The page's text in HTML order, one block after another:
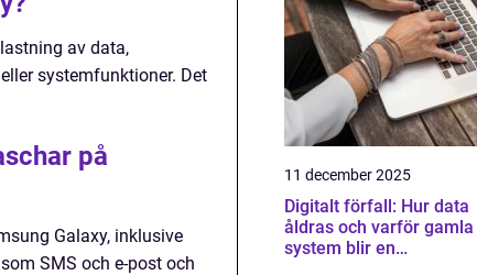
av data,
systemfunktioner. Det
på
Galaxy, inklusive
SMS och e-post och
11 december 2025
Digitalt förfall: Hur data
åldras och varför gamla
system blir en